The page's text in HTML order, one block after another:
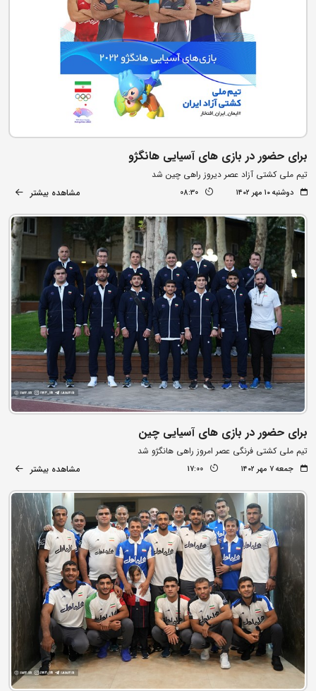
برای حضور در بازی های آسیایی هانگژو
تیم ملی کشتی آزاد عصر دیروز راهی چین شد
دوشنبه ۱۰ مهر ۱۴۰۲ 08:30 مشاهده بیشتر
برای حضور در بازی های آسیایی چین
تیم ملی کشتی فرنگی عصر امروز راهی هانگژو شد
جمعه ۷ مهر ۱۴۰۲ 17:00 مشاهده بیشتر